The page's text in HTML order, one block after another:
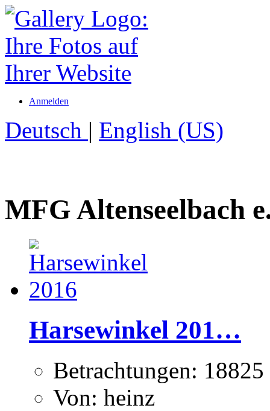
Anmelden
Deutsch | English (US)
MFG Altenseelbach
Harsewinkel 201…
Betrachtungen: 18825
Von: heinz